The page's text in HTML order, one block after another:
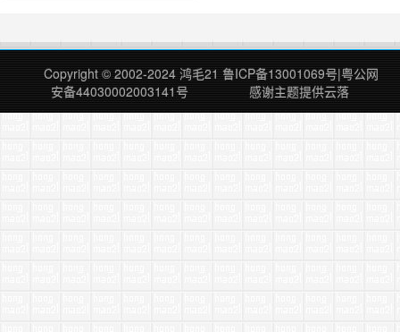
的小魔鬼；油光锃亮的红棕色皮肤就
是健壮；就叫她小棕儿吧 谁知，许
久之后的某个日子里，我竟然纵身一
跃骑上了……
Copyright © 2002-2024 鸿毛21 鲁ICP备13001069号|粤公网
安备44030002003141号
感谢主题提供云落